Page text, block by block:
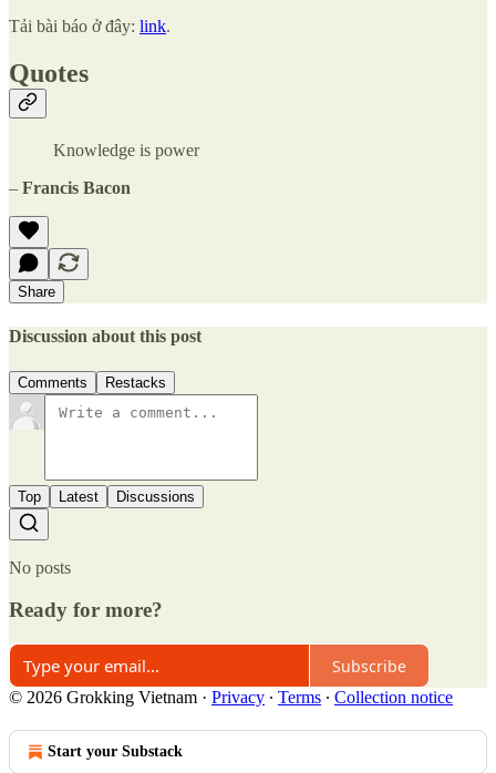
Tải bài báo ở đây: link.
Quotes
Knowledge is power
– Francis Bacon
Share
Discussion about this post
Comments Restacks
Top Latest Discussions
No posts
Ready for more?
Subscribe
© 2026 Grokking Vietnam · Privacy ∙ Terms ∙ Collection notice
Start your Substack